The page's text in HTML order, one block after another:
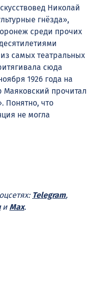
Николай
гнёзда»,
среди прочих
самых театральных
сюда
1926 года на
Маяковский прочитал
Понятно, что
не могла
Telegram,
и Max.